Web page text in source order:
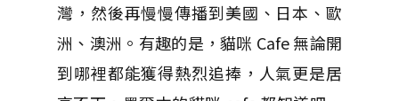
灣，然後再慢慢傳播到美國、日本、歐
洲、澳洲。有趣的是，貓咪 Cafe 無論開
到哪裡都能獲得熱烈追捧，人氣更是居